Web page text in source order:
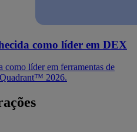
como líder em DEX
como líder em ferramentas de
2026.